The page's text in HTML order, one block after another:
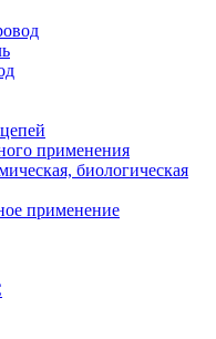
применения
биологическая
применение